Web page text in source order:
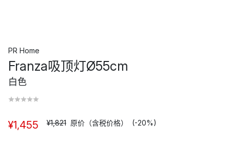
PR Home
Franza吸顶灯Ø55cm
白色
¥1,455 ¥1,821 原价（含税价格） (-20%)